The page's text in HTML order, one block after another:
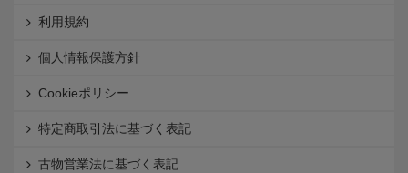
利用規約
個人情報保護方針
Cookieポリシー
特定商取引法に基づく表記
古物営業法に基づく表記